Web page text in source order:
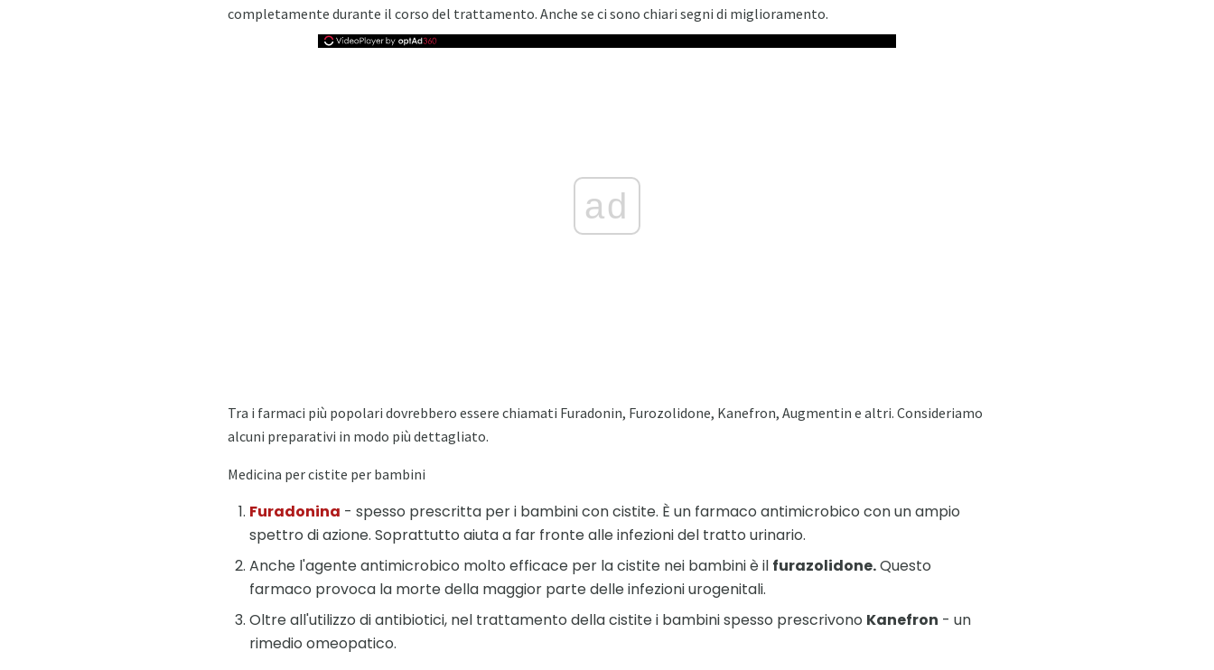
completamente durante il corso del trattamento. Anche se ci sono chiari segni di miglioramento.
ad
Tra i farmaci più popolari dovrebbero essere chiamati Furadonin, Furozolidone, Kanefron, Augmentin e altri. Consideriamo
alcuni preparativi in ​​modo più dettagliato.
Medicina per cistite per bambini
Furadonina - spesso prescritta per i bambini con cistite. È un farmaco antimicrobico con un ampio
spettro di azione. Soprattutto aiuta a far fronte alle infezioni del tratto urinario.
Anche l'agente antimicrobico molto efficace per la cistite nei bambini è il furazolidone.Questo
farmaco provoca la morte della maggior parte delle infezioni urogenitali.
Oltre all'utilizzo di antibiotici, nel trattamento della cistite i bambini spesso prescrivono Kanefron - un
rimedio omeopatico.